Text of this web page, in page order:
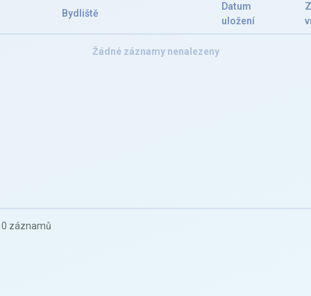
Bydliště
Datum
uložení
Žádné záznamy nenalezeny
záznamů